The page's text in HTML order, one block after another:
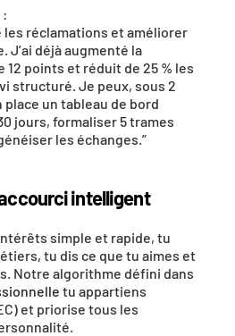
les réclamations et améliorer
J’ai déjà augmenté la
points et réduit de 25 % les
structuré. Je peux, sous 2
un tableau de bord
jours, formaliser 5 trames
les échanges.”
intelligent
simple et rapide, tu
tu dis ce que tu aimes et
Notre algorithme défini dans
tu appartiens
et priorise tous les